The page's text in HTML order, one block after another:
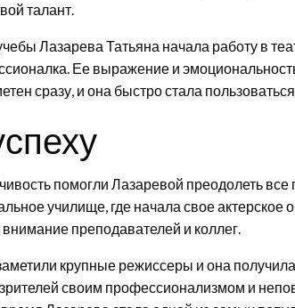
талант.
Лазарева Татьяна начала работу в
Ее выражение и
сразу, и она быстро стала
помогли Лазаревой преодолеть все
училище, где начала свое
преподавателей и коллег.
крупные режиссеры и она
своим профессионализмом и